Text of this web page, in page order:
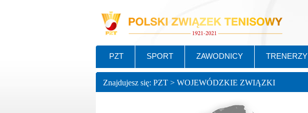
PZT SPORT ZAWODNICY TRENERZY
Znajdujesz się: PZT > WOJEWÓDZKIE ZWIĄZKI